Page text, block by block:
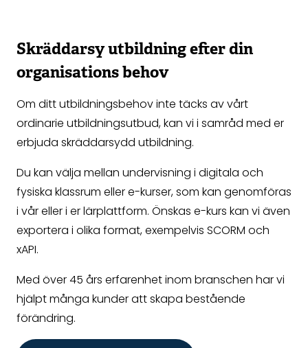
Skräddarsy utbildning efter din
organisations behov
Om ditt utbildningsbehov inte täcks av vårt
ordinarie utbildningsutbud, kan vi i samråd med er
erbjuda skräddarsydd utbildning.
Du kan välja mellan undervisning i digitala och
fysiska klassrum eller e-kurser, som kan genomföras
i vår eller i er lärplattform. Önskas e-kurs kan vi även
exportera i olika format, exempelvis SCORM och
xAPI.
Med över 45 års erfarenhet inom branschen har vi
hjälpt många kunder att skapa bestående
förändring.